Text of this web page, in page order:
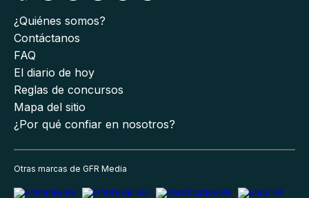
¿Quiénes somos?
Contáctanos
FAQ
El diario de hoy
Reglas de concursos
Mapa del sitio
¿Por qué confiar en nosotros?
Otras marcas de GFR Media